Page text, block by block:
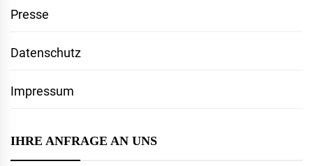
Presse
Datenschutz
Impressum
IHRE ANFRAGE AN UNS